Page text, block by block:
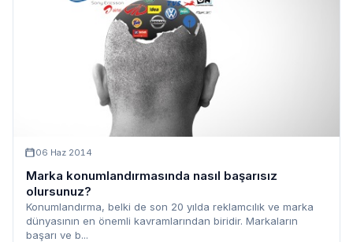
06 Haz 2014
Marka konumlandırmasında nasıl başarısız
olursunuz?
Konumlandırma, belki de son 20 yılda reklamcılık ve marka
dünyasının en önemli kavramlarından biridir. Markaların
başarı ve b...